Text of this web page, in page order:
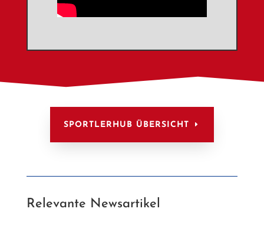
SPORTLERHUB ÜBERSICHT
Relevante Newsartikel